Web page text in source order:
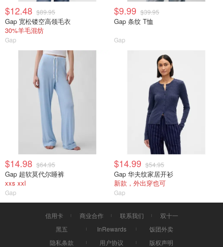
$12.48 $89.95
Gap 宽松镂空高领毛衣
30%羊毛混纺
Gap
$9.99 $39.95
Gap 条纹 T恤
Gap
$14.98 $64.95
Gap 超软莫代尔睡裤
xxs xxl
Gap
$14.99 $54.95
Gap 华夫纹家居开衫
新款，外出穿也可
Gap
信用卡 商业合作 联系我们
双十一
黑五
InRewards
饭团外卖
隐私条款
用户协议 版权声明